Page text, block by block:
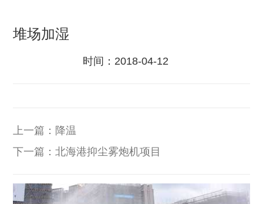
堆场加湿
时间： 2018-04-12
上一篇： 降温
下一篇：北海港抑尘雾炮机项目